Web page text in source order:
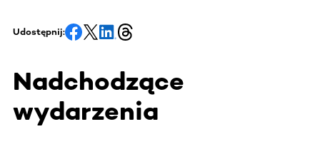
Udostępnij:
Nadchodzące
wydarzenia